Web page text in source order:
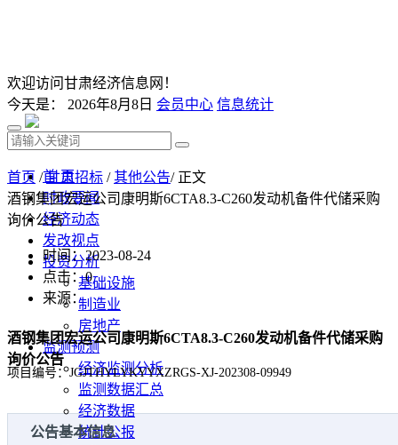
欢迎访问甘肃经济信息网！
今天是： 2026年8月8日 会员中心 信息统计
首 页
时政要闻
经济动态
发改视点
投资分析
基础设施
制造业
房地产
监测预测
经济监测分析
监测数据汇总
经济数据
统计公报
首页 /甘肃招标 /其他公告/ 正文
酒钢集团宏运公司康明斯6CTA8.3-C260发动机备件代储采购
询价公告
时间：2023-08-24
点击：0
来源：
酒钢集团宏运公司康明斯6CTA8.3-C260发动机备件代储采购
询价公告
项目编号：JGJTHYLYKYYXZRGS-XJ-202308-09949
公告基本信息